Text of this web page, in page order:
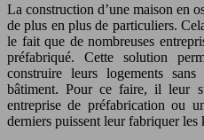
La construction d’une maison en
de plus en plus de particuliers.
le fait que de nombreuses
préfabriqué. Cette solution
construire leurs logements
bâtiment. Pour ce faire, il leur
entreprise de préfabrication ou
derniers puissent leur fabriquer les